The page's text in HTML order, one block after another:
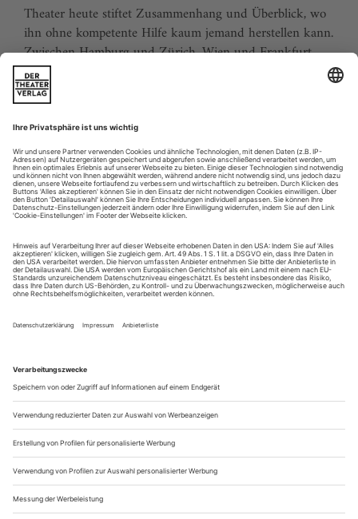
Theater heute stiftet Zusammenhang und Überblick, wo
ihn ohne kompetente Hilfe kaum jemand herstellen kann.
Zwischen Hamburg und Zürich, Wien und Frankfurt,
Jena und Aachen gibt es wie nirgends auf der Welt eine
dichte, vielfältige und produktive Theaterszene. Mit
Theater heute sind Sie jederzeit über die wichtigsten
Ereignisse informiert. Theater heute erscheint 12-mal im
Jahr mit einem Doppelheft im Juli und dem Jahrbuch im
August.
Sie erhalten Zugang zum Online-Archiv von Theater
heute und können sowohl das aktuelle ePaper als auch
das ePaper-Archiv über Ihren Account auf www.der-
theaterverlag.de einsehen. Zugang zur App auf Anfrage.
Das Abonnement hat eine Laufzeit von einem Monat und
verlängert sich jeweils um einen weiteren Monat, sofern
es nicht vom Kunden auf der Seite „Mein Konto/Meine
Bestellungen“ auf www.der-theaterverlag.de gekündigt
in Kraft.
Aus steuerlichen Gründen abweichende Preise für Käufe
außerhalb Deutschlands (Endpreis vor Auslösen der Bestellung
ersichtlich)